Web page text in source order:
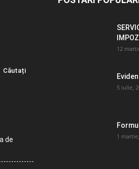
de
12
5 iulie,
1